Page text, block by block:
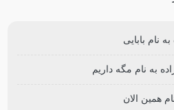
نام بابایی
به نام مگه داریم
همین الان